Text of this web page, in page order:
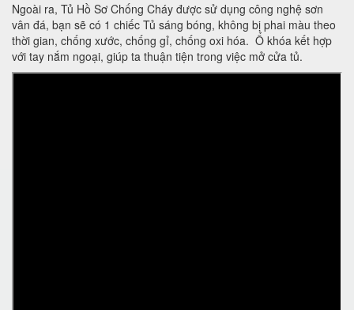
Ngoài ra, Tủ Hồ Sơ Chống Cháy được sử dụng công nghệ sơn
vân đá, bạn sẽ có 1 chiếc Tủ sáng bóng, không bị phai màu theo
thời gian, chống xước, chống gỉ, chống oxi hóa. Ổ khóa kết hợp
với tay nắm ngoại, giúp ta thuận tiện trong việc mở cửa tủ.